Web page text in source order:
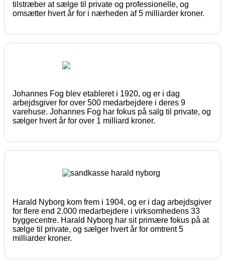
tilstræber at sælge til private og professionelle, og
omsætter hvert år for i nærheden af 5 milliarder kroner.
Johannes Fog blev etableret i 1920, og er i dag
arbejdsgiver for over 500 medarbejdere i deres 9
varehuse. Johannes Fog har fokus på salg til private, og
sælger hvert år for over 1 milliard kroner.
Harald Nyborg kom frem i 1904, og er i dag arbejdsgiver
for flere end 2.000 medarbejdere i virksomhedens 33
byggecentre. Harald Nyborg har sit primære fokus på at
sælge til private, og sælger hvert år for omtrent 5
milliarder kroner.